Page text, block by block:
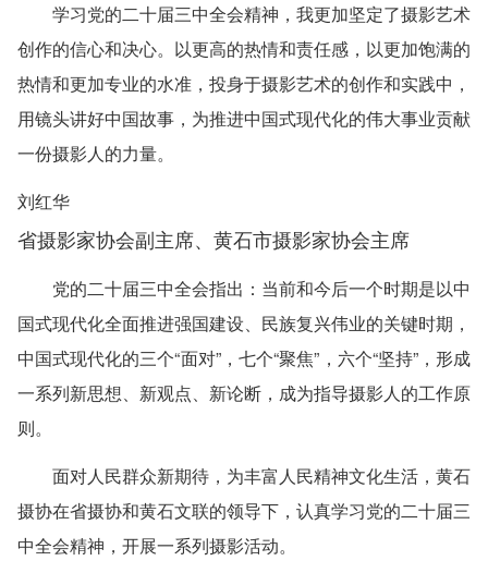
学习党的二十届三中全会精神，我更加坚定了摄影艺术
创作的信心和决心。以更高的热情和责任感，以更加饱满的
热情和更加专业的水准，投身于摄影艺术的创作和实践中，
用镜头讲好中国故事，为推进中国式现代化的伟大事业贡献
一份摄影人的力量。
刘红华
省摄影家协会副主席、黄石市摄影家协会主席
党的二十届三中全会指出：当前和今后一个时期是以中
国式现代化全面推进强国建设、民族复兴伟业的关键时期，
中国式现代化的三个“面对”，七个“聚焦”，六个“坚持”，形成
一系列新思想、新观点、新论断，成为指导摄影人的工作原
则。
面对人民群众新期待，为丰富人民精神文化生活，黄石
摄协在省摄协和黄石文联的领导下，认真学习党的二十届三
中全会精神，开展一系列摄影活动。